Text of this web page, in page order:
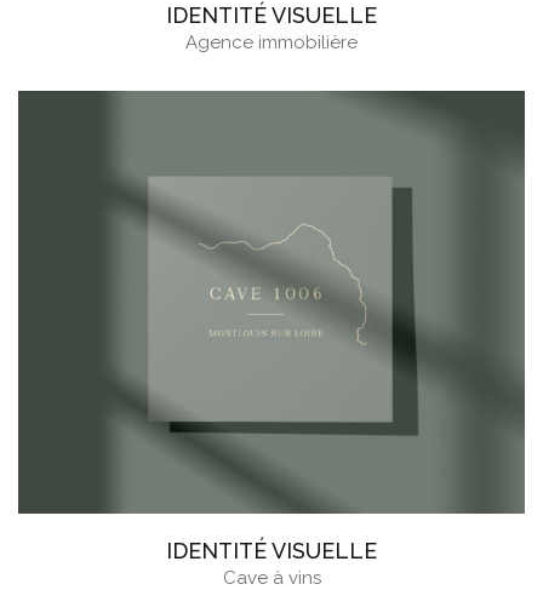
IDENTITÉ VISUELLE
Agence immobilière
IDENTITÉ VISUELLE
Cave à vins